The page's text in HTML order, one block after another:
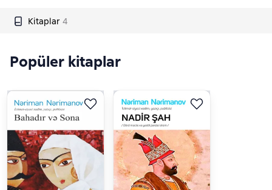
Kitaplar 4
Popüler kitaplar